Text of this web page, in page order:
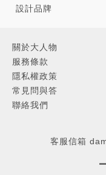
關於大人物
服務條款
隱私權政策
常見問與答
聯絡我們
設計品牌
客服信箱